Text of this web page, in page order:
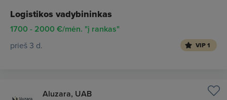
Logistikos vadybininkas
1700 - 2000 €/mėn. "į rankas"
prieš 3 d. VIP 1
Aluzara, UAB